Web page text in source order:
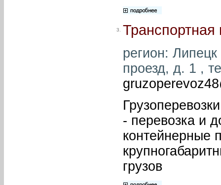
3.
регион:
проезд, д. 1 ,
- перевозка и
контейнерные
грузов